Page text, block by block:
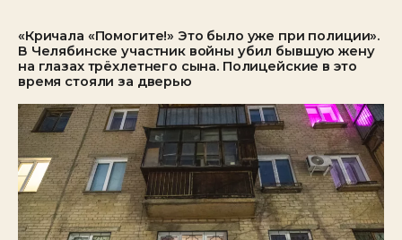
«Кричала «Помогите!» Это было уже при полиции».
В Челябинске участник войны убил бывшую жену
на глазах трёхлетнего сына. Полицейские в это
время стояли за дверью